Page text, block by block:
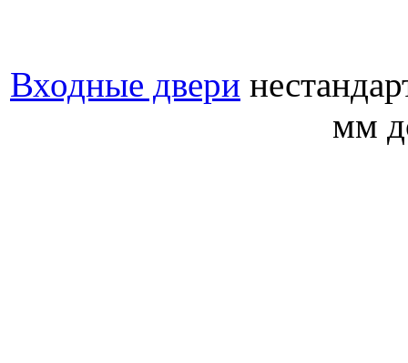
Входные двери
мм